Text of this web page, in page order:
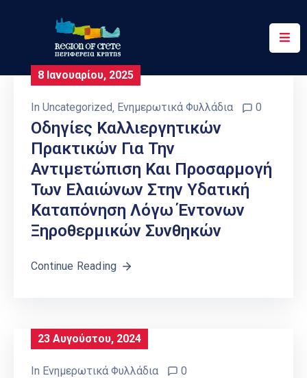
Περιφέρεια
Έργα
Δράσεις
Ψηφιακές
Υπηρεσίες
Επικοινωνία
8 Ιανουαρίου, 2025
In Uncategorized‚ Ενημερωτικά Φυλλάδια 0
Οδηγίες Καλλιεργητικών
Πρακτικών Για Την
Αντιμετώπιση Και Προσαρμογή
Των Ελαιώνων Στην Υδατική
Καταπόνηση Λόγω Έντονων
Ξηροθερμικών Συνθηκών
Continue Reading
23 Αυγούστου, 2024
In Ενημερωτικά Φυλλάδια 0